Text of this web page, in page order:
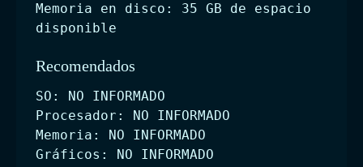
Memoria en disco: 35 GB de espacio
disponible
Recomendados
SO: NO INFORMADO
Procesador: NO INFORMADO
Memoria: NO INFORMADO
Gráficos: NO INFORMADO